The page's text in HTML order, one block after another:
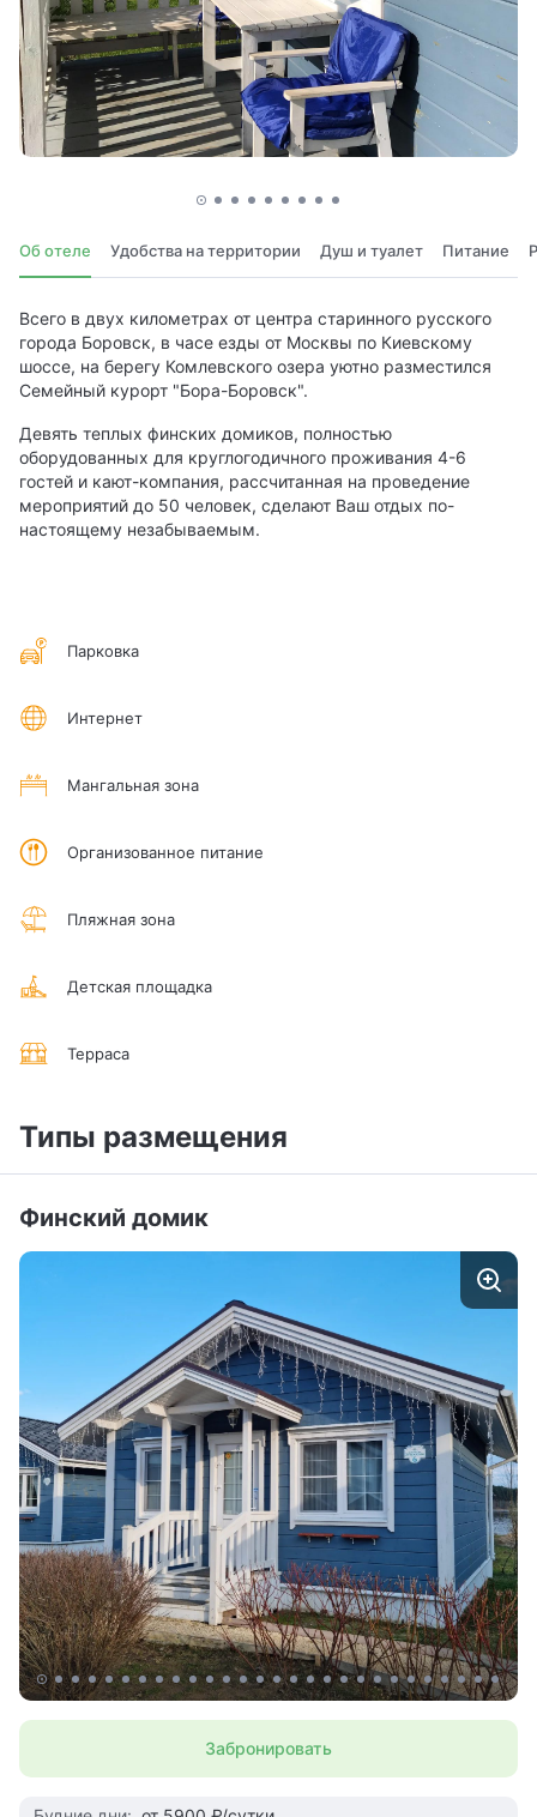
Об отеле Удобства на территории Душ и туалет Питание
Всего в двух километрах от центра старинного русского
города Боровск, в часе езды от Москвы по Киевскому
шоссе, на берегу Комлевского озера уютно разместился
Семейный курорт "Бора-Боровск".
Девять теплых финских домиков, полностью
оборудованных для круглогодичного проживания 4-6
гостей и кают-компания, рассчитанная на проведение
мероприятий до 50 человек, сделают Ваш отдых по-
настоящему незабываемым.
Парковка
Интернет
Мангальная зона
Организованное питание
Пляжная зона
Детская площадка
Терраса
Типы размещения
Финский домик
Забронировать